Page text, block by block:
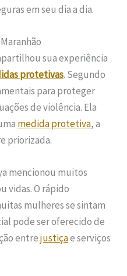
em seu dia a dia.
sua experiência
protetivas. Segundo
para proteger
de violência. Ela
medida protetiva, a
priorizada.
mencionou muitos
vidas. O rápido
mulheres se sintam
pode ser oferecido de
entrejustiçae serviços